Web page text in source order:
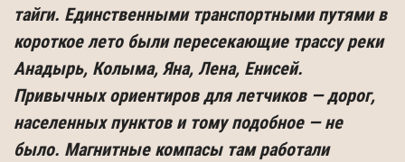
тайги. Единственными транспортными путями в
короткое лето были пересекающие трассу реки
Ана­дырь, Колыма, Яна, Лена, Енисей.
Привычных ориентиров для летчиков — дорог,
населенных пунктов и тому подобное — не
было. Магнитные компасы там рабо­тали